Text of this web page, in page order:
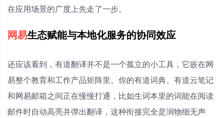
在应用场景的广度上先走了一步。
网易生态赋能与本地化服务的协同效应
还应该看到，有道翻译并不是一个孤立的小工具，它嵌在网
易整个教育和工作产品矩阵里。你的有道词典、有道云笔记
和网易邮箱之间正在慢慢打通，比如生词本里的词能在阅读
邮件时自动高亮并弹出翻译，这种衔接完全是润物细无声